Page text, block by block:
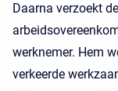
Daarna verzoekt
werknemer. Hem
verkeerde